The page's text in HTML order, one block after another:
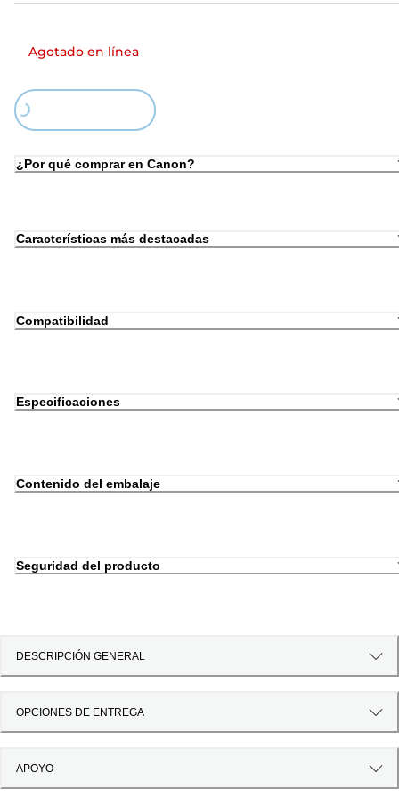
Agotado en línea
Loading...
¿Por qué comprar en Canon?
Características más destacadas
Compatibilidad
Especificaciones
Contenido del embalaje
Seguridad del producto
DESCRIPCIÓN GENERAL
OPCIONES DE ENTREGA
APOYO